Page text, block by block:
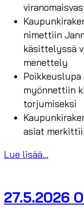
nimettiin
käsittelyssä
menettely
Poikkeuslupa
myönnettiin
torjumiseksi
asiat
Lue lisää...
27.5.2026